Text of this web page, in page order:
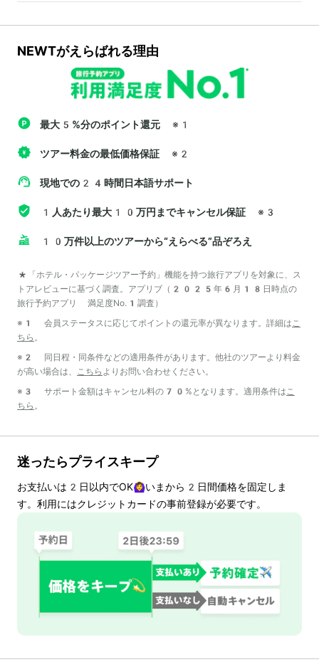
NEWTがえらばれる理由
最大5%分のポイント還元 ※1
ツアー料金の最低価格保証 ※2
現地での24時間日本語サポート
1人あたり最大10万円までキャンセル保証 ※3
10万件以上のツアーから“えらべる”品ぞろえ
*「ホテル・パッケージツアー予約」機能を持つ旅行アプリを対象に、ス
トアレビューに基づく調査。アプリブ（2025年6月18日時点の
旅行予約アプリ 満足度No.1調査）
※1 会員ステータスに応じてポイントの還元率が異なります。詳細は こ
ちら 。
※2 同日程・同条件などの適用条件があります。他社のツアーより料金
が高い場合は、
こちら よりお問い合わせください。
※3 サポート金額はキャンセル料の70%となります。適用条件は こ
ちら 。
迷ったらプライスキープ
お支払いは 2 日以内でOK🙆‍♀️いまから 2 日間価格を固定しま
す。利用にはクレジットカードの事前登録が必要です。